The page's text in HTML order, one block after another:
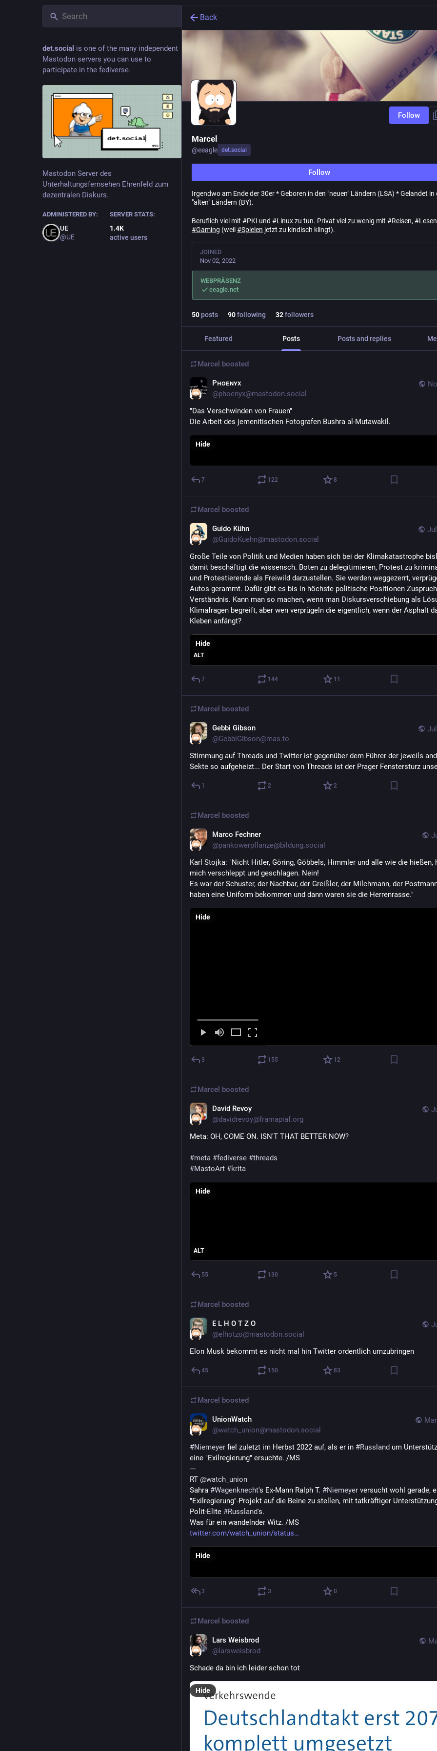
det.social is one of the many independent
Mastodon servers you can use to
participate in the fediverse.
Mastodon Server des
Unterhaltungsfernsehen Ehrenfeld zum
dezentralen Diskurs.
ADMINISTERED BY:
UE
@UE
SERVER STATS:
1.4K
active users
Back
Follow
Marcel
@eeagle det.social
Follow
Irgendwo am Ende der 30er * Geboren in den "neuen" Ländern (LSA) * Gelandet in
"alten" Ländern (BY).
Beruflich viel mit #PKI und #Linuxzu tun. Privat viel zu wenig mit #Reisen, #Lesen
#Gaming (weil #Spielen jetzt zu kindisch klingt).
JOINED
Nov 02, 2022
WEBPRÄSENZ
eeagle.net
50posts 90following 32followers
Featured Posts Posts and replies
Marcel boosted
Pʜᴏᴇɴʏx
@phoenyx@mastodon.social
"Das Verschwinden von Frauen"
Die Arbeit des jemenitischen Fotografen Bushra al-Mutawakil.
Hide
7 122 8
Marcel boosted
Guido Kühn
@GuidoKuehn@mastodon.social
Große Teile von Politik und Medien haben sich bei der Klimakatastrophe
damit beschäftigt die wissensch. Boten zu delegitimieren, Protest zu
und Protestierende als Freiwild darzustellen. Sie werden weggezerrt,
Autos gerammt. Dafür gibt es bis in höchste politische Positionen
Verständnis. Kann man so machen, wenn man Diskursverschiebung als
Klimafragen begreift, aber wen verprügeln die eigentlich, wenn der Asphalt
Kleben anfängt?
ALT
Hide
7 144 11
Marcel boosted
Gebbi Gibson
@GebbiGibson@mas.to
Stimmung auf Threads und Twitter ist gegenüber dem Führer der jeweils
Sekte so aufgeheizt... Der Start von Threads ist der Prager Fenstersturz
1 2 2
Marcel boosted
Marco Fechner
@pankowerpflanze@bildung.social
Karl Stojka: "Nicht Hitler, Göring, Göbbels, Himmler und alle wie die hießen,
mich verschleppt und geschlagen. Nein!
Es war der Schuster, der Nachbar, der Greißler, der Milchmann, der
haben eine Uniform bekommen und dann waren sie die Herrenrasse."
Hide
3 155 12
Marcel boosted
David Revoy
@davidrevoy@framapiaf.org
Meta: OH, COME ON. ISN'T THAT BETTER NOW?
#meta #fediverse #threads
#MastoArt #krita
ALT
Hide
55 130 5
Marcel boosted
E L H O T Z O
@elhotzo@mastodon.social
Elon Musk bekommt es nicht mal hin Twitter ordentlich umzubringen
45 150 83
Marcel boosted
UnionWatch
@watch_union@mastodon.social
#Niemeyer fiel zuletzt im Herbst 2022 auf, als er in #Russland um
eine "Exilregierung" ersuchte. /MS
---
RT @watch_union
Sahra #Wagenknecht's Ex-Mann Ralph T. #Niemeyer versucht wohl gerade,
"Exilregierung"-Projekt auf die Beine zu stellen, mit tatkräftiger
Polit-Elite #Russland's.
Was für ein wandelnder Witz. /MS
twitter.com/watch_union/status
Hide
3 3 0
Marcel boosted
Lars Weisbrod
@larsweisbrod
Schade da bin ich leider schon tot
Hide